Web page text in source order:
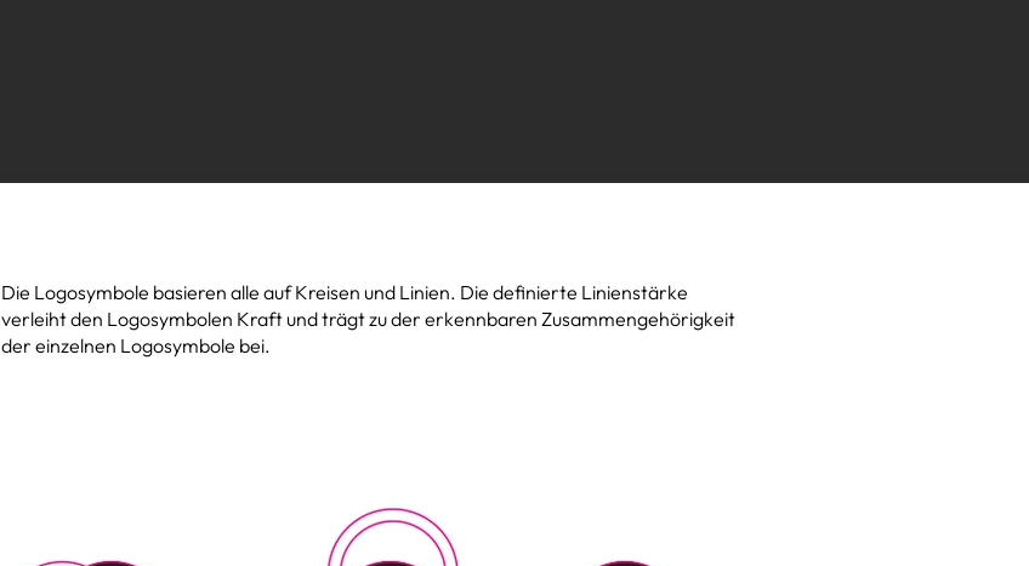
Die Logosymbole basieren alle auf Kreisen und Linien. Die definierte Linienstärke
verleiht den Logosymbolen Kraft und trägt zu der erkennbaren Zusammengehörigkeit
der einzelnen Logosymbole bei.